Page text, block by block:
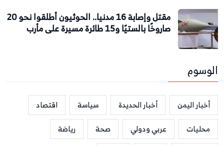
مقتل وإصابة 16 مدنيا.. الحوثيون أطلقوا نحو 20
صاروخًا بالستيًا و15 طائرة مسيرة على مأرب
الوسوم
أخبار اليمن أخبار الحديدة سياسة
اقتصاد
محليات
عربي ودولي صحة
رياضة